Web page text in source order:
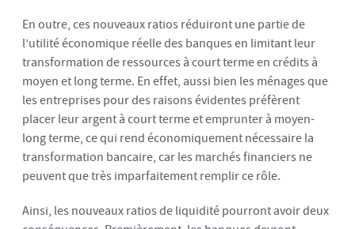
En outre, ces nouveaux ratios réduiront une partie de
l’utilité économique réelle des banques en limitant leur
transformation de ressources à court terme en crédits à
moyen et long terme. En effet, aussi bien les ménages que
les entreprises pour des raisons évidentes préfèrent
placer leur argent à court terme et emprunter à moyen-
long terme, ce qui rend économiquement nécessaire la
transformation bancaire, car les marchés financiers ne
peuvent que très imparfaitement remplir ce rôle.
Ainsi, les nouveaux ratios de liquidité pourront avoir deux